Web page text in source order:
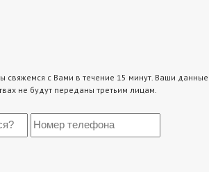
свяжемся с Вами в течение 15 минут. Ваши данные
не будут переданы третьим лицам.